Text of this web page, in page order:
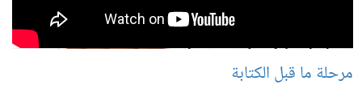
مرحلة ما قبل الكتابة